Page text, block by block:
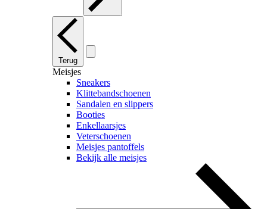
Terug
Meisjes
Sneakers
Klittebandschoenen
Sandalen en slippers
Booties
Enkellaarsjes
Veterschoenen
Meisjes pantoffels
Bekijk alle meisjes